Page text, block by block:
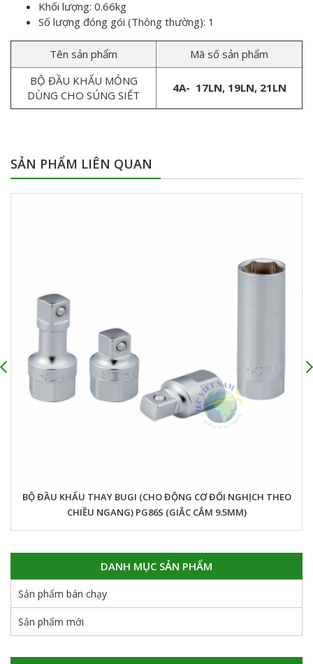
Khối lượng: 0.66kg
Số lượng đóng gói (Thông thường): 1
Tên sản phẩm
Mã số sản phẩm
BỘ ĐẦU KHẨU MỎNG
DÙNG CHO SÚNG SIẾT
4A- 17LN, 19LN, 21LN
SẢN PHẨM LIÊN QUAN
BỘ ĐẦU KHẨU THAY BUGI (CHO ĐỘNG CƠ ĐỐI NGHỊCH THEO
CHIỀU NGANG) PG86S (GIẮC CẮM 9.5MM)
DANH MỤC SẢN PHẨM
Sản phẩm bán chạy
Sản phẩm mới